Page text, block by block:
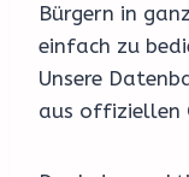
Bürgern in
einfach zu
Unsere
aus offiziellen